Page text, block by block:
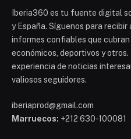
Iberia360 es tu fuente digital
y España. Síguenos para
informes confiables que
económicos, deportivos y
experiencia de noticias
valiosos seguidores.
iberiaprod@gmail.com
Marruecos: +212 630-100081